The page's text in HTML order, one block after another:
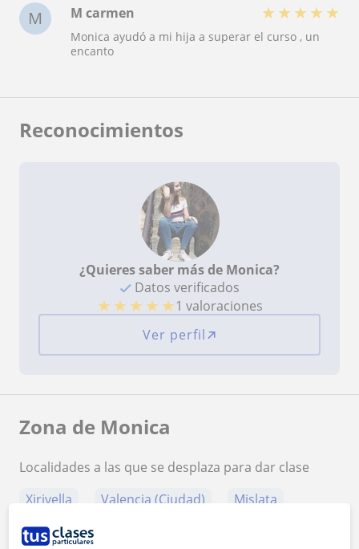
M M carmen ★ ★ ★ ★ ★
Monica ayudó a mi hija a superar el curso , un
encanto
Reconocimientos
¿Quieres saber más de Monica?
Datos verificados
★ ★ ★ ★ ★1 valoraciones
Ver perfil
Zona de Monica
Localidades a las que se desplaza para dar clase
Xirivella
Valencia (Ciudad)
Mislata
Alboraya